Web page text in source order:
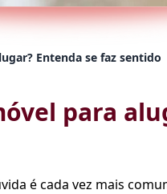
Entenda se faz sentido
para
é cada vez mais